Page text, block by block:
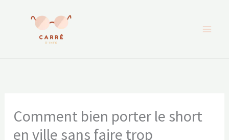
Comment bien porter le short
en ville sans faire trop